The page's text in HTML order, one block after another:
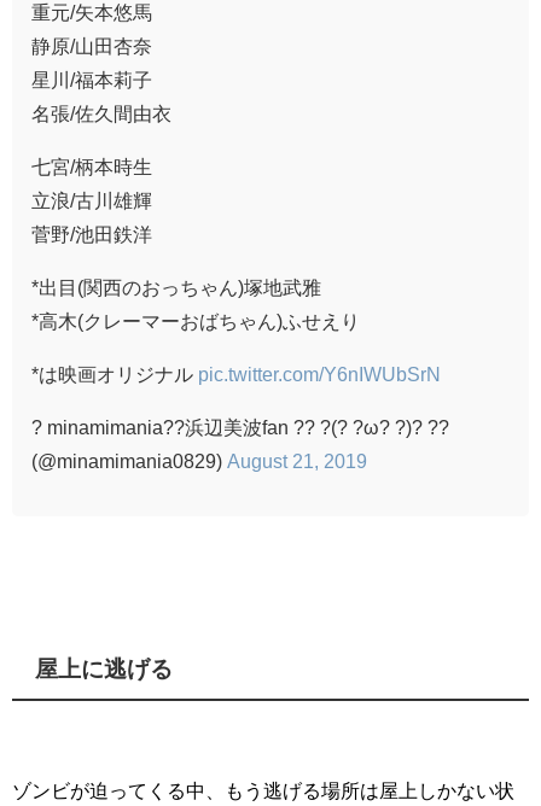
重元/矢本悠馬
静原/山田杏奈
星川/福本莉子
名張/佐久間由衣
七宮/柄本時生
立浪/古川雄輝
菅野/池田鉄洋
*出目(関西のおっちゃん)塚地武雅
*高木(クレーマーおばちゃん)ふせえり
*は映画オリジナル pic.twitter.com/Y6nIWUbSrN
? minamimania??浜辺美波fan ?? ?(? ?ω? ?)? ??
(@minamimania0829) August 21, 2019
屋上に逃げる
ゾンビが迫ってくる中、もう逃げる場所は屋上しかない状